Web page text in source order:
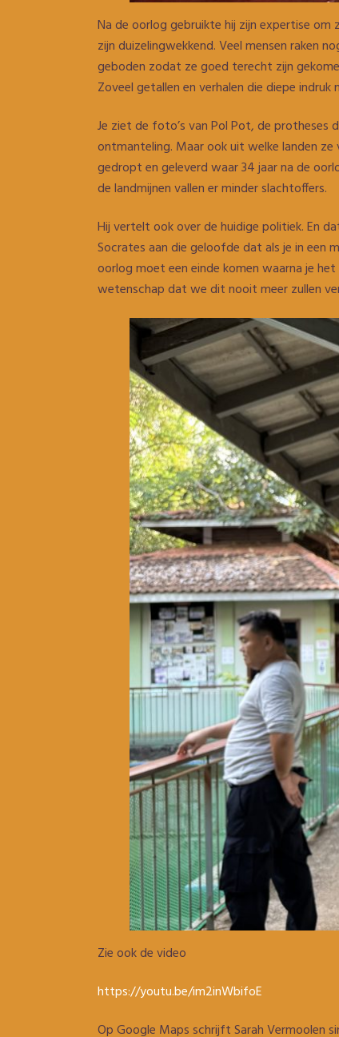
Na de oorlog gebruikte hij zijn expertise om
zijn duizelingwekkend. Veel mensen raken
geboden zodat ze goed terecht zijn
Zoveel getallen en verhalen die diepe indruk
Je ziet de foto’s van Pol Pot, de protheses
ontmanteling. Maar ook uit welke landen ze
gedropt en geleverd waar 34 jaar na de
de landmijnen vallen er minder slachtoffers.
Hij vertelt ook over de huidige politiek. En
Socrates aan die geloofde dat als je in een
oorlog moet een einde komen waarna je
wetenschap dat we dit nooit meer zullen
Zie ook de video
https://youtu.be/im2inWbifoE
Op Google Maps schrijft Sarah Vermoolen